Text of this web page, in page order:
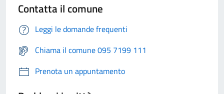
Contatta il comune
Leggi le domande frequenti
Chiama il comune 095 7199 111
Prenota un appuntamento